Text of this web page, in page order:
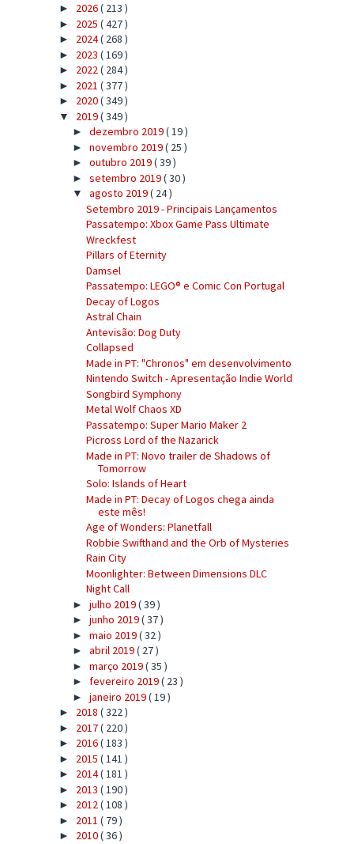
► 2026( 213 )
► 2025 ( 427 )
► 2024( 268 )
► 2023 ( 169 )
► 2022( 284 )
► 2021 ( 377 )
► 2020( 349 )
▼ 2019( 349 )
► dezembro 2019( 19 )
► novembro 2019( 25 )
► outubro 2019( 39 )
► setembro 2019( 30 )
▼ agosto 2019( 24 )
Setembro 2019 - Principais Lançamentos
Passatempo: Xbox Game Pass Ultimate
Wreckfest
Pillars of Eternity
Damsel
Passatempo: LEGO® e Comic Con Portugal
Decay of Logos
Astral Chain
Antevisão: Dog Duty
Collapsed
Made in PT: "Chronos" em desenvolvimento
Nintendo Switch - Apresentação Indie World
Songbird Symphony
Metal Wolf Chaos XD
Passatempo: Super Mario Maker 2
Picross Lord of the Nazarick
Made in PT: Novo trailer de Shadows of
Tomorrow
Solo: Islands of Heart
Made in PT: Decay of Logos chega ainda
este mês!
Age of Wonders: Planetfall
Robbie Swifthand and the Orb of Mysteries
Rain City
Moonlighter: Between Dimensions DLC
Night Call
► julho 2019( 39 )
► junho 2019( 37 )
► maio 2019( 32 )
► abril 2019( 27 )
► março 2019( 35 )
► fevereiro 2019( 23 )
► janeiro 2019( 19 )
► 2018 ( 322 )
► 2017( 220 )
► 2016( 183 )
► 2015 ( 141 )
► 2014( 181 )
► 2013 ( 190 )
► 2012( 108 )
► 2011 ( 79 )
► 2010( 36 )